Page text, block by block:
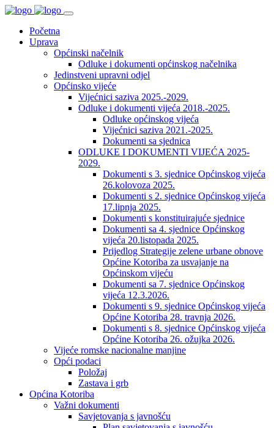
Početna
Uprava
Općinski načelnik
Odluke i dokumenti općinskog načelnika
Jedinstveni upravni odjel
Općinsko vijeće
Vijećnici saziva 2025.-2029.
Odluke i dokumenti vijeća 2018.-2025.
Odluke općinskog vijeća
Vijećnici saziva 2021.-2025.
Dokumenti sa sjednica
ODLUKE I DOKUMENTI VIJEĆA 2025-
2029.
Dokumenti s 3. sjednice Općinskog vijeća
26.kolovoza 2025.
Dokumenti s 2. sjednice Općinskog vijeća
17.lipnja 2025.
Dokumenti s konstituirajuće sjednice
Dokumenti sa 4. sjednice Općinskog
vijeća 20.listopada 2025.
Prijedlog Strategije zelene urbane obnove
Općine Kotoriba za usvajanje na
Općinskom vijeću
Dokumenti sa 7. sjednice Općinskog
vijeća 12.3.2026.
Dokumenti s 9. sjednice Općinskog vijeća
Općine Kotoriba 28. travnja 2026.
Dokumenti s 8. sjednice Općinskog vijeća
Općine Kotoriba 26. ožujka 2026.
Vijeće romske nacionalne manjine
Opći podaci
Položaj
Zastava i grb
Općina Kotoriba
Važni dokumenti
Savjetovanja s javnošću